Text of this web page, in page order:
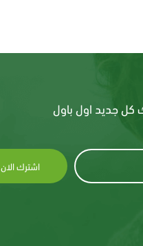
كل جديد اول باول
اشترك الان